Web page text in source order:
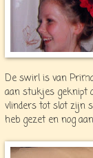
De swirl is van
aan stukjes geknipt
vlinders tot slot zijn
heb gezet en nog